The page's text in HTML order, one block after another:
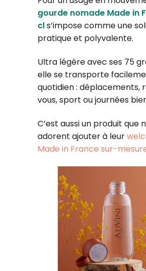
gourde nomade Made in
cls’impose comme une
pratique et polyvalente.
Ultra légère avec ses 75
elle se transporte
quotidien : déplacements,
vous, sport ou journées
C’est aussi un produit que
adorent ajouter à leur
Made in France sur-